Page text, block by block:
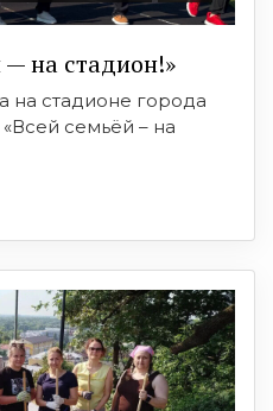
— на стадион!»
на стадионе города
семьёй – на